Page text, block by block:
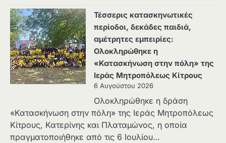
Τέσσερις κατασκηνωτικές
περίοδοι, δεκάδες παιδιά,
αμέτρητες εμπειρίες:
Ολοκληρώθηκε η
«Κατασκήνωση στην πόλη» της
Ιεράς Μητροπόλεως Κίτρους
6 Αυγούστου 2026
Ολοκληρώθηκε η δράση
«Κατασκήνωση στην πόλη» της Ιεράς Μητροπόλεως
Κίτρους, Κατερίνης και Πλαταμώνος, η οποία
πραγματοποιήθηκε από τις 6 Ιουλίου…